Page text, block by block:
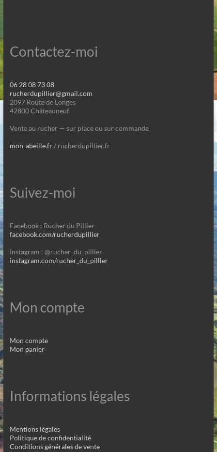
Contactez-moi
06 28 08 73 08
rucherdupillier@gmail.com
2097 Route de Longes
42800 Châteauneuf
Vente au rucher — sur place ou sur commande
mon-abeille.fr/ rucherdupillier.fr
Suivez-moi
Facebook : Rucher du Pillier
facebook.com/rucherdupillier
Instagram : @rucher_du_pillier
instagram.com/rucher_du_pillier
Mon compte
Mon compte
Mon panier
Informations légales
Mentions légales
Politique de confidentialité
Conditions générales de vente